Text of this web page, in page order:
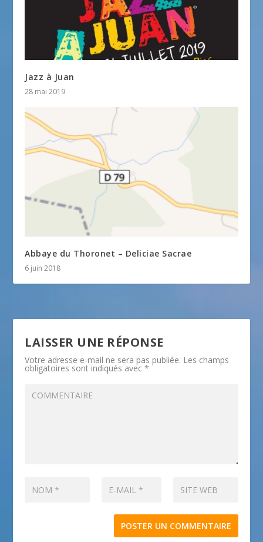
Jazz à Juan
28 mai 2019
Abbaye du Thoronet – Deliciae Sacrae
6 juin 2018
LAISSER UNE RÉPONSE
Votre adresse e-mail ne sera pas publiée. Les champs
obligatoires sont indiqués avec*